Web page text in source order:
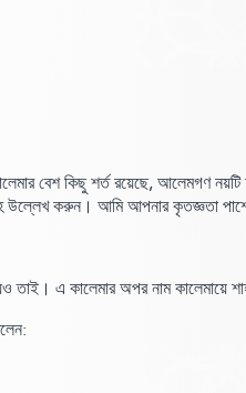
বেশ কিছু শর্ত রয়েছে, আলেমগণ
উল্লেখ করুন। আমি আপনার কৃতজ্ঞতা
তাই। এ কালেমার অপর নাম কালেমায়ে